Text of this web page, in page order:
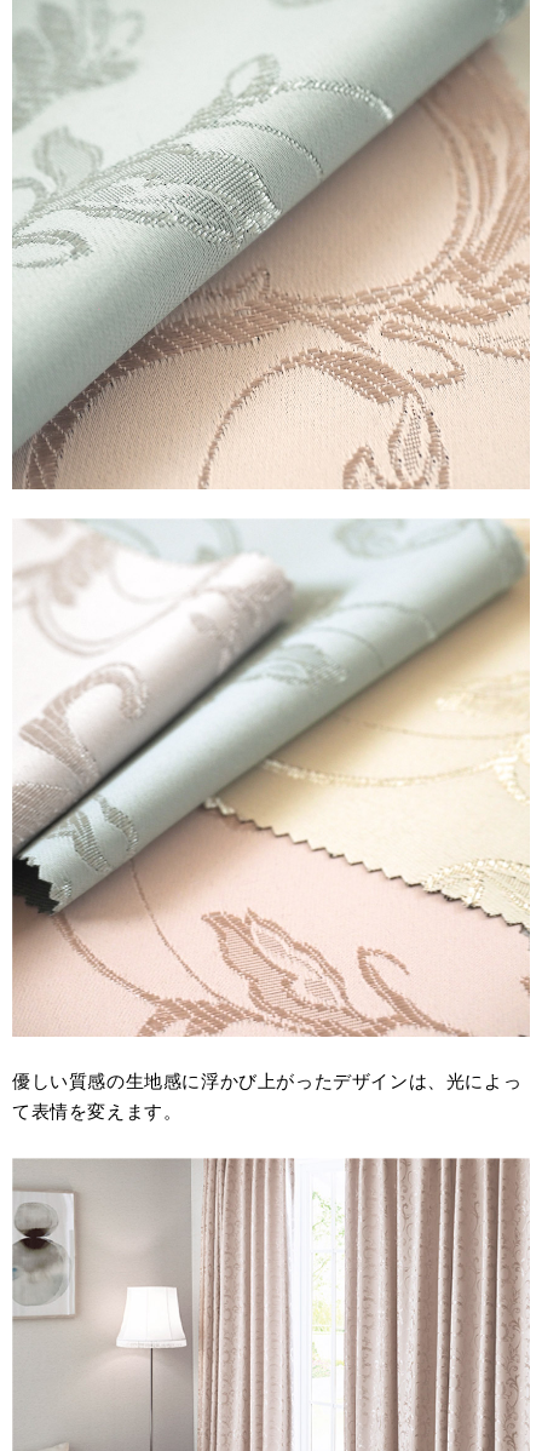
優しい質感の生地感に浮かび上がったデザインは、光によっ
て表情を変えます。